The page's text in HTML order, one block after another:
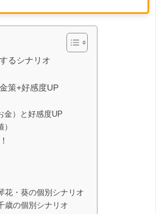
るシナリオ
策+好感度UP
金）と好感度UP
花・葵の個別シナリオ
歳の個別シナリオ